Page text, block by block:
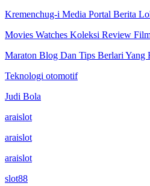
Kremenchug-i Media Portal Berita
Movies Watches Koleksi Review
Maraton Blog Dan Tips Berlari Yang
Teknologi otomotif
Judi Bola
araislot
araislot
araislot
slot88